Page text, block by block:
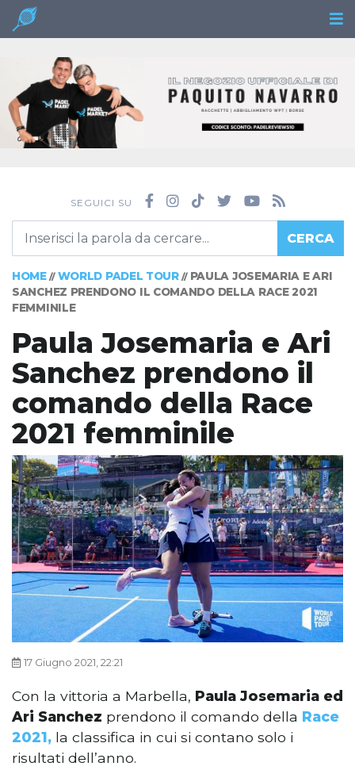
SEGUICI SU
CERCA
HOME// WORLD PADEL TOUR// PAULA JOSEMARIA E ARI
SANCHEZ PRENDONO IL COMANDO DELLA RACE 2021
FEMMINILE
Paula Josemaria e Ari
Sanchez prendono il
comando della Race
2021 femminile
17 Giugno 2021, 22:21
Con la vittoria a Marbella, Paula Josemaria ed
Ari Sanchez prendono il comando della Race
2021, la classifica in cui si contano solo i
risultati dell’anno.